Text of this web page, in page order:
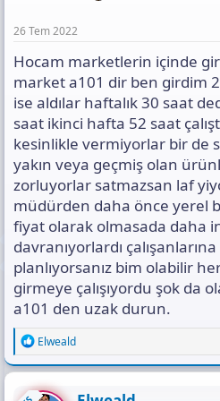
26 Tem 2022
Hocam marketlerin içinde
market a101 dir ben girdim
ise aldılar haftalık 30 saat
saat ikinci hafta 52 saat
kesinlikle vermiyorlar bir de
yakın veya geçmiş olan
zorluyorlar satmazsan laf
müdürden daha önce yerel
fiyat olarak olmasada daha
davranıyorlardı
planlıyorsanız bim olabilir
girmeye çalışıyordu şok da
a101 den uzak durun.
R
e
a
c
t
Elweald